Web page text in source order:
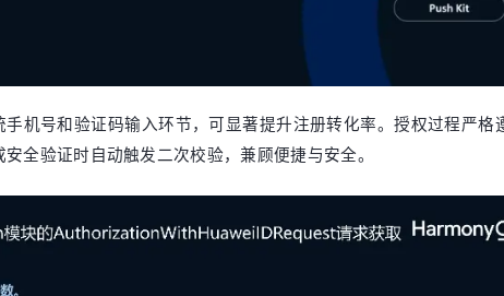
机号和验证码输入环节，可显著提升注册转化率。授权过程严格
全验证时自动触发二次校验，兼顾便捷与安全。